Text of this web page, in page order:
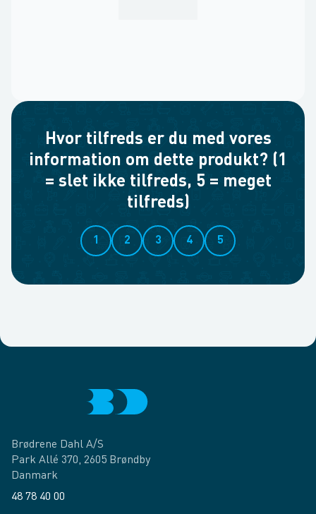
Hvor tilfreds er du med vores
information om dette produkt? (1
= slet ikke tilfreds, 5 = meget
tilfreds)
1 2 3 4 5
Brødrene Dahl A/S
Park Allé 370, 2605 Brøndby
Danmark
48 78 40 00